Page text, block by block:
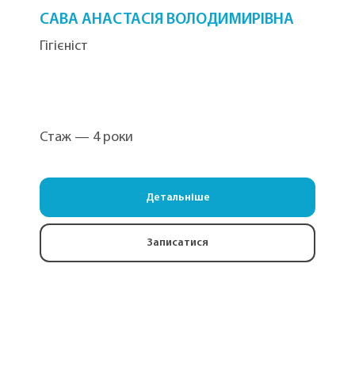
САВА АНАСТАСІЯ ВОЛОДИМИРІВНА
Гігієніст
Стаж — 4 роки
Детальніше
Записатися